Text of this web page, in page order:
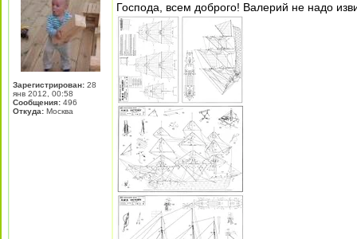
Зарегистрирован: 28
янв 2012, 00:58
Сообщения: 496
Откуда: Москва
Господа, всем доброго! Валерий не надо